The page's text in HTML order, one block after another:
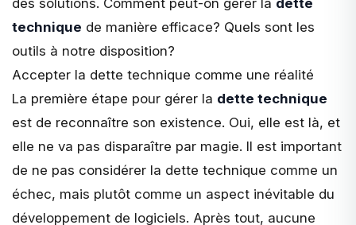
technique de manière efficace? Quels sont les
outils à notre disposition?
Accepter la dette technique comme une réalité
La première étape pour gérer la dette technique
est de reconnaître son existence. Oui, elle est là, et
elle ne va pas disparaître par magie. Il est important
de ne pas considérer la dette technique comme un
échec, mais plutôt comme un aspect inévitable du
développement de logiciels. Après tout, aucune